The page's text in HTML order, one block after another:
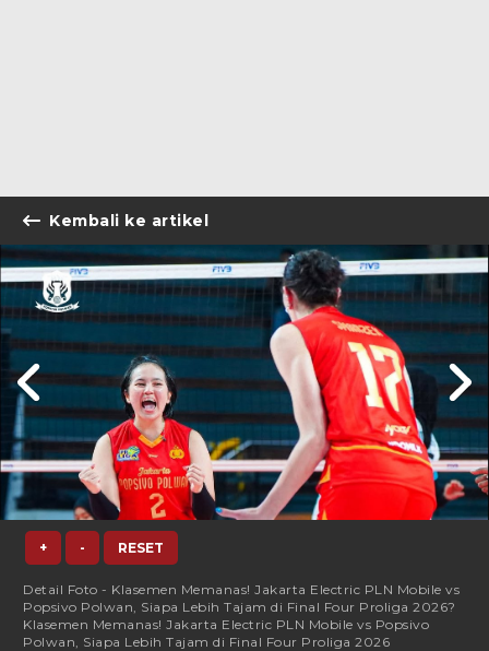
Kembali ke artikel
+ - RESET
Detail Foto - Klasemen Memanas! Jakarta Electric PLN Mobile vs
Popsivo Polwan, Siapa Lebih Tajam di Final Four Proliga 2026?
Klasemen Memanas! Jakarta Electric PLN Mobile vs Popsivo
Polwan, Siapa Lebih Tajam di Final Four Proliga 2026